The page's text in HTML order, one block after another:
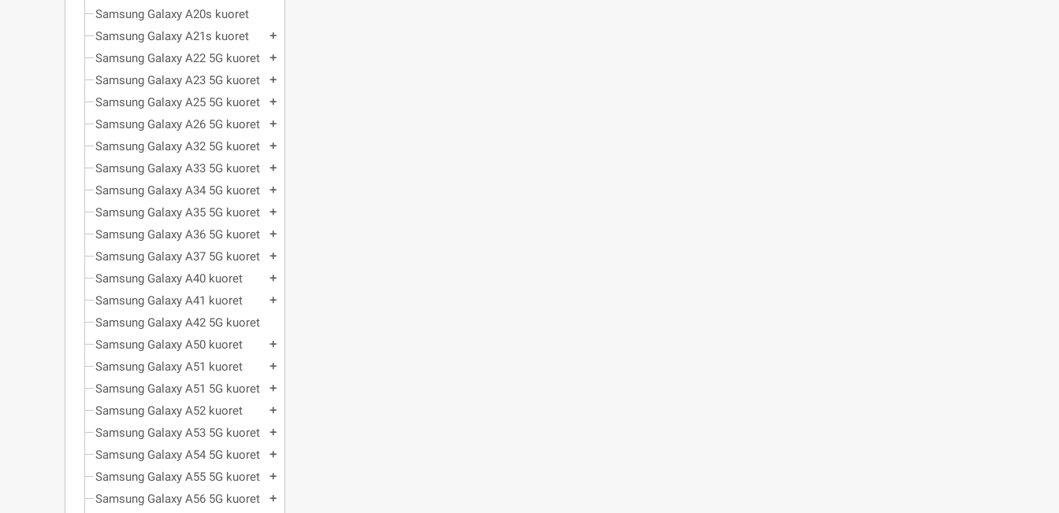
Samsung Galaxy A20s kuoret
Samsung Galaxy A21s kuoret
add
Samsung Galaxy A22 5G kuoret add
Samsung Galaxy A23 5G kuoret add
Samsung Galaxy A25 5G kuoret add
Samsung Galaxy A26 5G kuoret add
Samsung Galaxy A32 5G kuoret add
Samsung Galaxy A33 5G kuoret add
Samsung Galaxy A34 5G kuoret add
Samsung Galaxy A35 5G kuoret add
Samsung Galaxy A36 5G kuoret add
Samsung Galaxy A37 5G kuoret add
Samsung Galaxy A40 kuoret add
Samsung Galaxy A41 kuoret add
Samsung Galaxy A42 5G kuoret
Samsung Galaxy A50 kuoret
add
Samsung Galaxy A51 kuoret add
Samsung Galaxy A51 5G kuoret add
Samsung Galaxy A52 kuoret add
Samsung Galaxy A53 5G kuoret add
Samsung Galaxy A54 5G kuoret add
Samsung Galaxy A55 5G kuoret add
Samsung Galaxy A56 5G kuoret add